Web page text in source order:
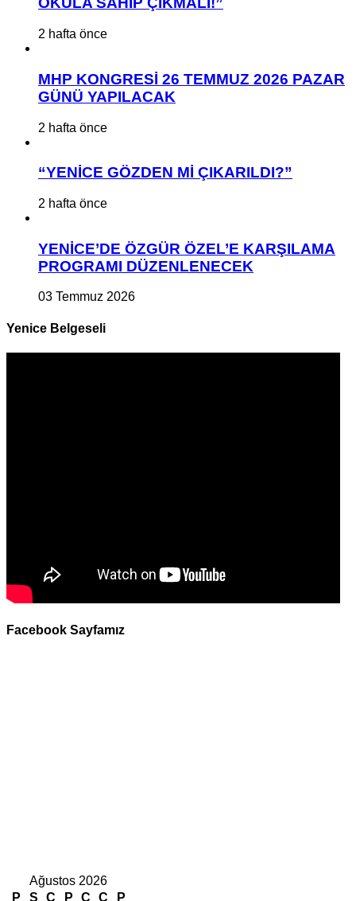
2 hafta önce
MHP KONGRESİ 26 TEMMUZ 2026 PAZAR
GÜNÜ YAPILACAK
2 hafta önce
“YENİCE GÖZDEN Mİ ÇIKARILDI?”
2 hafta önce
YENİCE’DE ÖZGÜR ÖZEL’E KARŞILAMA
PROGRAMI DÜZENLENECEK
03 Temmuz 2026
Yenice Belgeseli
Facebook Sayfamız
Ağustos 2026
P
S Ç P C C P